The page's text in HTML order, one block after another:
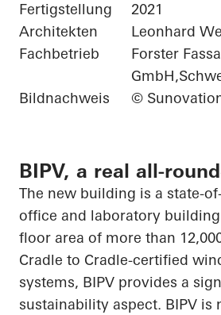
Fertigstellung
2021
Architekten
Leonhard
Fachbetrieb
Forster
Bildnachweis
©
BIPV, a real all-
The new building is a state-
office and laboratory
floor area of more than
Cradle to Cradle-certified
systems, BIPV provides a
sustainability aspect. BIPV is